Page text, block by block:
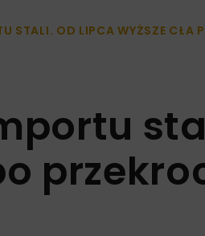
STALI. OD LIPCA WYŻSZE CŁA